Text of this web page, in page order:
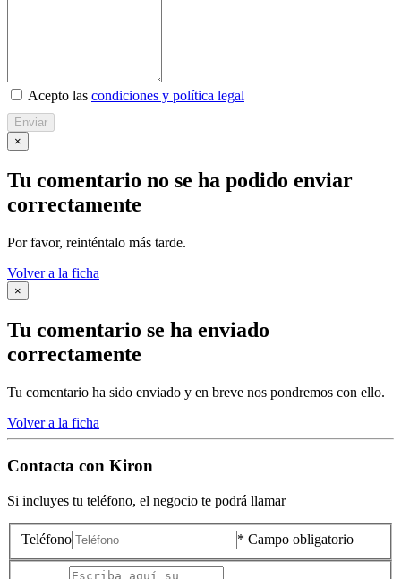
Acepto las condiciones y política legal
Enviar
×
Tu comentario no se ha podido enviar
correctamente
Por favor, reinténtalo más tarde.
Volver a la ficha
×
Tu comentario se ha enviado
correctamente
Tu comentario ha sido enviado y en breve nos pondremos con ello.
Volver a la ficha
Contacta con Kiron
Si incluyes tu teléfono, el negocio te podrá llamar
Teléfono * Campo obligatorio